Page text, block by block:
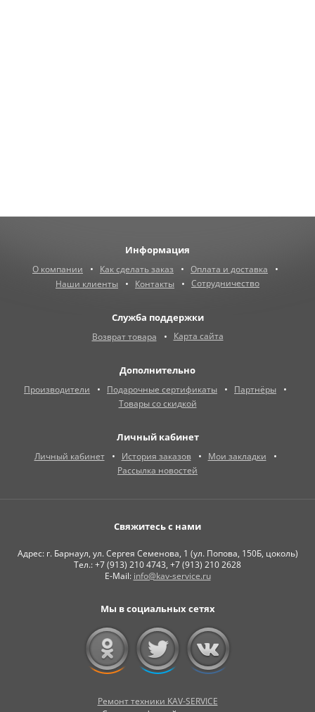
Информация
О компании Как сделать заказ
Оплата и доставка
Наши клиенты
Контакты Сотрудничество
Служба поддержки
Возврат товара Карта сайта
Дополнительно
Производители Подарочные сертификаты
Партнёры
Товары со скидкой
Личный кабинет
Личный кабинет История заказов
Мои закладки
Рассылка новостей
Свяжитесь с нами
Адрес: г. Барнаул, ул. Сергея Семенова, 1 (ул. Попова, 150Б, цоколь)
Тел.: +7 (913) 210 4743, +7 (913) 210 2628
E-Mail: info@kav-service.ru
Мы в социальных сетях
Ремонт техники KAV-SERVICE